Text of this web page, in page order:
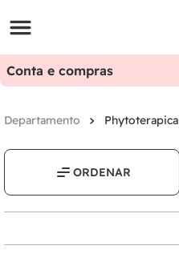
Conta e compras
Phytoterapica